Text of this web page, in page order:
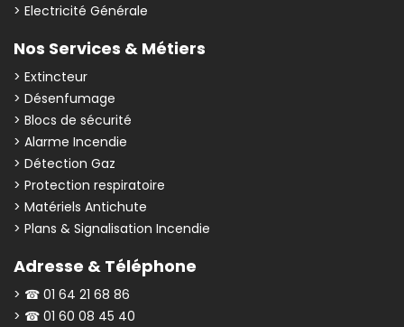
> Electricité Générale
Nos Services & Métiers
> Extincteur
> Désenfumage
> Blocs de sécurité
> Alarme Incendie
> Détection Gaz
> Protection respiratoire
> Matériels Antichute
> Plans & Signalisation Incendie
Adresse & Téléphone
> ☎ 01 64 21 68 86
> ☎ 01 60 08 45 40